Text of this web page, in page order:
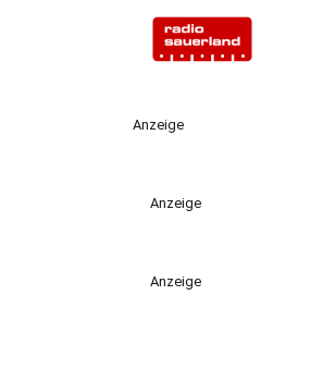
Anzeige
Anzeige
Anzeige